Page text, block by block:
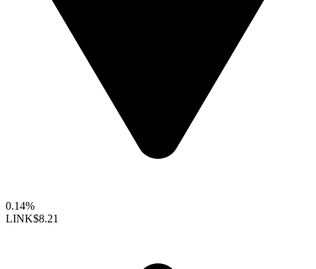
0.14%
LINK$8.21